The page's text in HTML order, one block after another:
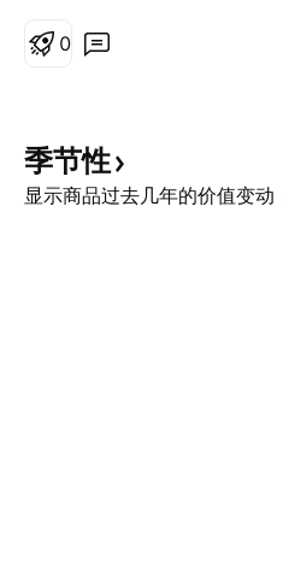
0
季节性
显示商品过去几年的价值变动